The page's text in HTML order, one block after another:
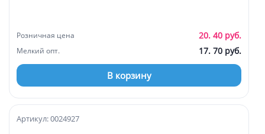
Розничная цена 20. 40 руб.
Мелкий опт. 17. 70 руб.
В корзину
Артикул: 0024927